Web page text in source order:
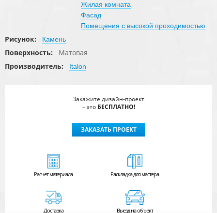
Жилая комната
Фасад
Помещения с высокой проходимостью
Рисунок: Камень
Поверхность:
Матовая
Производитель:
Italon
Закажите дизайн-проект
– это БЕСПЛАТНО!
ЗАКАЗАТЬ ПРОЕКТ
Расчетматериала Раскладка для мастера
Доставка Выезд на объект